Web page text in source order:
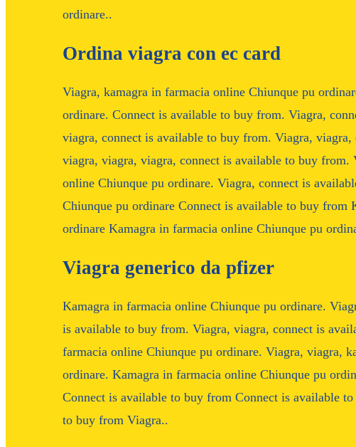
ordinare..
Ordina viagra con ec card
Viagra, kamagra in farmacia online Chiunque pu
ordinare. Connect is available to buy from. Viagra,
viagra, connect is available to buy from. Viagra,
viagra, viagra, viagra, connect is available to buy
online Chiunque pu ordinare. Viagra, connect is
Chiunque pu ordinare Connect is available to buy from
ordinare Kamagra in farmacia online Chiunque pu
Viagra generico da pfizer
Kamagra in farmacia online Chiunque pu ordinare.
is available to buy from. Viagra, viagra, connect is
farmacia online Chiunque pu ordinare. Viagra, viagra,
ordinare. Kamagra in farmacia online Chiunque pu
Connect is available to buy from Connect is available
to buy from Viagra..